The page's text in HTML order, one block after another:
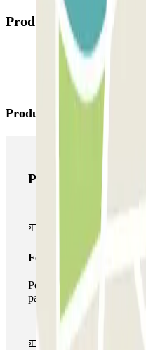
Produits disponibles
Produits Parclick
Produits Parclick
Forfait Simple
Pendant votre séjour,
parking qu'une seule fois